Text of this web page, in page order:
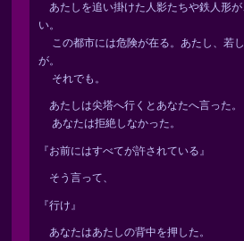
あたしを追い掛けた人影たちや鉄人形
い。
この都市には危険が在る。あたし、若
が。
それでも。
あたしは尖塔へ行くとあなたへ言った。
あなたは拒絶しなかった。
『お前にはすべてが許されている』
そう言って、
『行け』
あなたはあたしの背中を押した。